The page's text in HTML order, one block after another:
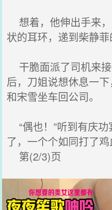
想着，他伸出手来
状的耳环，递到柴静菲
干脆面派了司机来
后，刀姐说想休息一
和宋雪坐车回公司。
“偶也！”听到有庆
了，一个个如同打了鸡
第(2/3)页